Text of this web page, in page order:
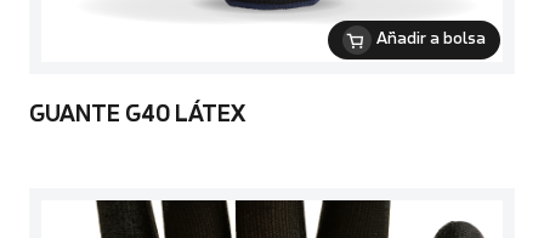
Añadir a bolsa
GUANTE G40 LÁTEX